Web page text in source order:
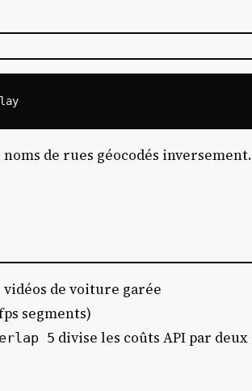
de rues géocodés inversement.
de voiture garée
segments)
5 divise les coûts API par deux